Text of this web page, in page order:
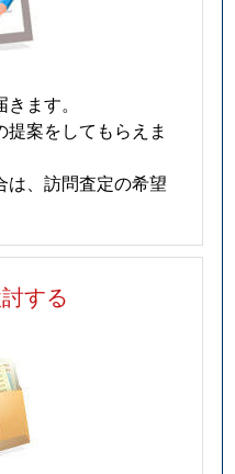
ます。
案をしてもらえま
は、訪問査定の希望
する